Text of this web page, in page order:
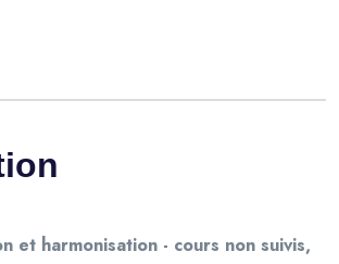
et harmonisation - cours non suivis,